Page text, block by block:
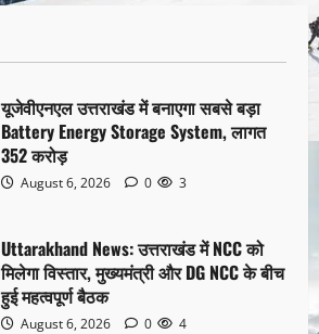
यूजेवीएनएल उत्तराखंड में बनाएगा सबसे बड़ा
Battery Energy Storage System, लागत
352 करोड़
August 6, 2026 0 3
Uttarakhand News: उत्तराखंड में NCC को
मिलेगा विस्तार, मुख्यमंत्री और DG NCC के बीच
हुई महत्वपूर्ण बैठक
August 6, 2026 0 4